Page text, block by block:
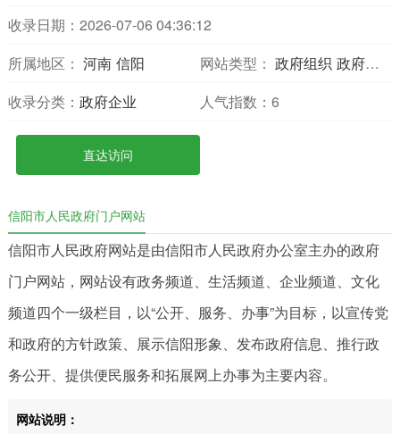
收录日期：2026-07-06 04:36:12
所属地区： 河南 信阳 网站类型： 政府组织 政府门户
收录分类： 政府企业 人气指数： 6
直达访问
信阳市人民政府门户网站
信阳市人民政府网站是由信阳市人民政府办公室主办的政府
门户网站，网站设有政务频道、生活频道、企业频道、文化
频道四个一级栏目，以“公开、服务、办事”为目标，以宣传党
和政府的方针政策、展示信阳形象、发布政府信息、推行政
务公开、提供便民服务和拓展网上办事为主要内容。
网站说明：